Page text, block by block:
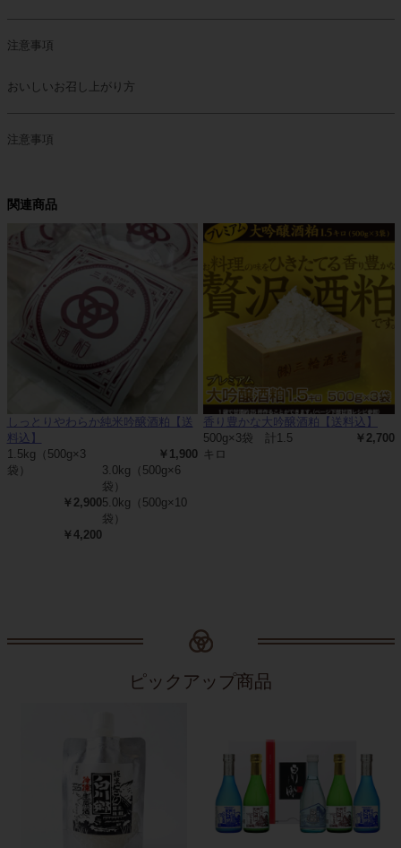
注意事項
おいしいお召し上がり方
注意事項
関連商品
しっとりやわらか純米吟醸酒粕【送
料込】
1.5kg（500g×3
袋）
￥1,900
3.0kg（500g×6
袋）
￥2,9005.0kg（500g×10
袋）
￥4,200
香り豊かな大吟醸酒粕【送料込】
500g×3袋 計1.5
キロ
￥2,700
ピックアップ商品